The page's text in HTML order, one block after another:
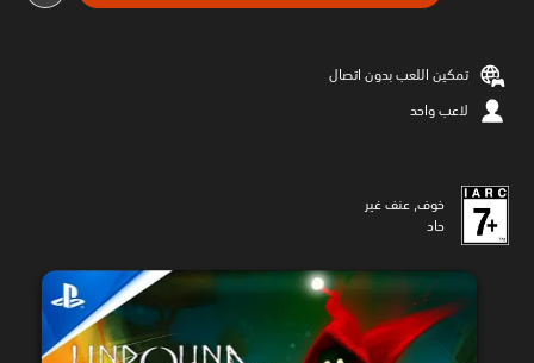
تمكين اللعب بدون اتصال
لاعب واحد
خوف, عنف غير
حاد